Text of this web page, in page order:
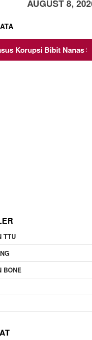
AUGUST 8,
Sulsel Rp 52,4 Miliar
TTU
BONE